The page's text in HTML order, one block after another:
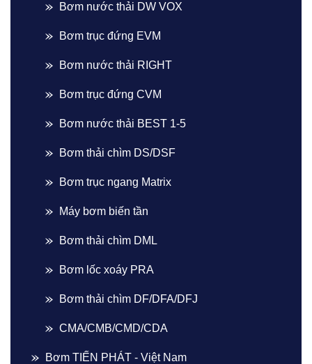
Bơm nước thải DW VOX
Bơm trục đứng EVM
Bơm nước thải RIGHT
Bơm trục đứng CVM
Bơm nước thải BEST 1-5
Bơm thải chìm DS/DSF
Bơm trục ngang Matrix
Máy bơm biến tần
Bơm thải chìm DML
Bơm lốc xoáy PRA
Bơm thải chìm DF/DFA/DFJ
CMA/CMB/CMD/CDA
Bơm TIẾN PHÁT - Việt Nam